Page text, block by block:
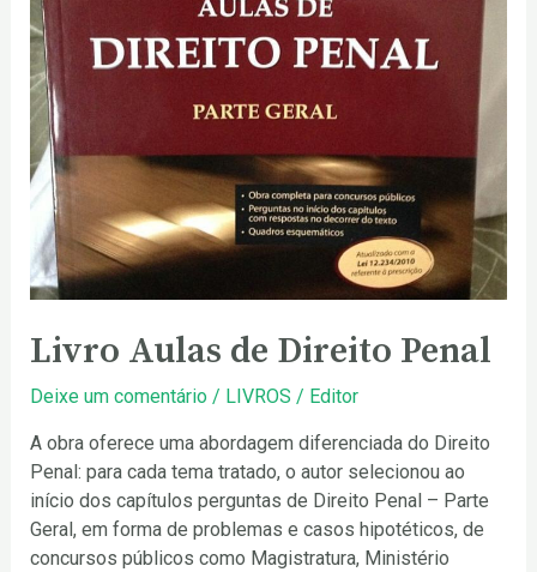
Livro Aulas de Direito Penal
Deixe um comentário / LIVROS / Editor
A obra oferece uma abordagem diferenciada do Direito
Penal: para cada tema tratado, o autor selecionou ao
início dos capítulos perguntas de Direito Penal – Parte
Geral, em forma de problemas e casos hipotéticos, de
concursos públicos como Magistratura, Ministério